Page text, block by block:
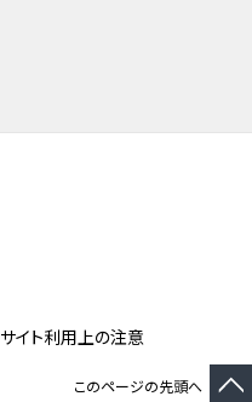
このページの先頭へ
サイト利用上の注意